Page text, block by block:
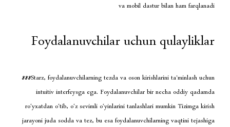
va mobil
Foydalanuvchilar
888Starz, foydalanuvchilarning tezda va oson
intuitiv interfeysga ega. Foydalanuvchilar bir
ro‘yxatdan o‘tib, o‘z sevimli o‘yinlarini
jarayoni juda sodda va tez, bu esa